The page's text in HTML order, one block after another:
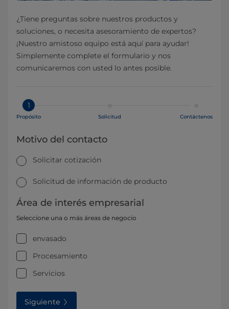
¿Tiene preguntas sobre nuestros productos y
soluciones, o necesita asesoramiento de expertos?
¡Nuestro amistoso equipo está aquí para ayudar!
Simplemente complete el formulario y nos
comunicaremos con usted lo antes posible.
1
Propósito Solicitud Contáctenos
Motivo del contacto
Solicitar cotización
Solicitud de información de producto
Área de interés empresarial
Seleccione una o más áreas de negocio
envasado
Procesamiento
Servicios
Siguiente